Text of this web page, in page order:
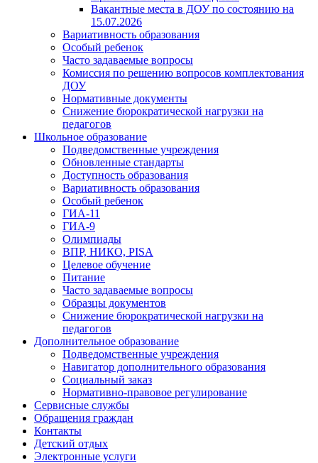
Вакантные места в ДОУ по состоянию на
15.07.2026
Вариативность образования
Особый ребенок
Часто задаваемые вопросы
Комиссия по решению вопросов комплектования
ДОУ
Нормативные документы
Снижение бюрократической нагрузки на
педагогов
Школьное образование
Подведомственные учреждения
Обновленные стандарты
Доступность образования
Вариативность образования
Особый ребенок
ГИА-11
ГИА-9
Олимпиады
ВПР, НИКО, PISA
Целевое обучение
Питание
Часто задаваемые вопросы
Образцы документов
Снижение бюрократической нагрузки на
педагогов
Дополнительное образование
Подведомственные учреждения
Навигатор дополнительного образования
Социальный заказ
Нормативно-правовое регулирование
Сервисные службы
Обращения граждан
Контакты
Детский отдых
Электронные услуги